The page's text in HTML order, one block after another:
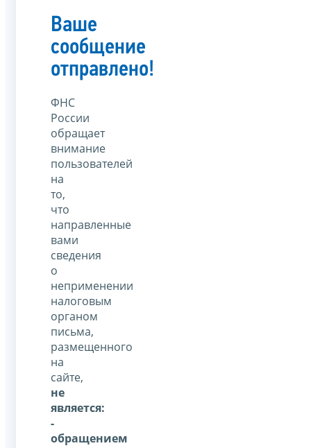
Ваше
сообщение
отправлено!
ФНС
России
обращает
внимание
пользователей
на
то,
что
направленные
вами
сведения
о
неприменении
налоговым
органом
письма,
размещенного
на
сайте,
не
является:
-
обращением